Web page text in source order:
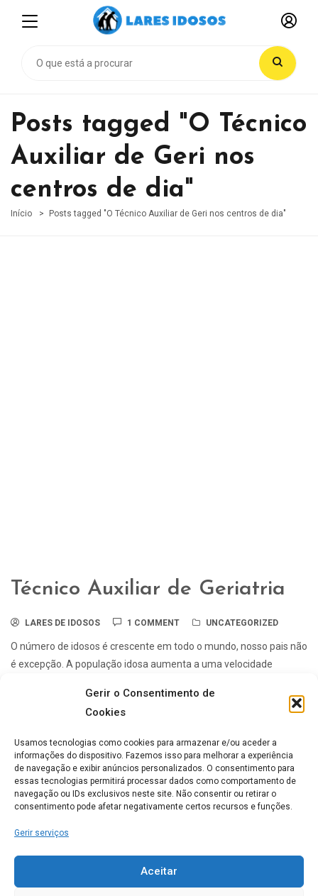
Gerir o Consentimento de
Cookies
Usamos tecnologias como cookies para armazenar e/ou aceder a
informações do dispositivo. Fazemos isso para melhorar a experiência
de navegação e exibir anúncios personalizados. O consentimento para
essas tecnologias permitirá processar dados como comportamento de
navegação ou IDs exclusivos neste site. Não consentir ou retirar o
consentimento pode afetar negativamente certos recursos e funções.
Gerir serviços
Aceitar
Posts tagged "O Técnico
Auxiliar de Geri nos
centros de dia"
Início Posts tagged "O Técnico Auxiliar de Geri nos centros de dia"
Técnico Auxiliar de Geriatria
LARES DE IDOSOS 1 COMMENT UNCATEGORIZED
O número de idosos é crescente em todo o mundo, nosso pais não
é excepção. A população idosa aumenta a uma velocidade
Lares de idosos mais Populares
ERPI Horizonte Ternura
0
Casa de Repouso Chalet
Rosmaninho